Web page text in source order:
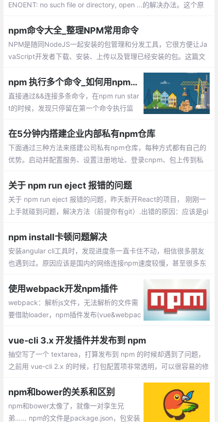
ENOENT: no such file or directory, open ...的解决办法。这个原
需要package.json才能npm install。 可以npm init初始化生成一个
package.json。
npm命令大全_整理NPM常用命令
NPM是随同NodeJS一起安装的包管理和分发工具，它很方便让Ja
vaScript开发者下载、安装、上传以及管理已经安装的包。这篇文
npm 执行多个命令_如何用npm同时执行多条监听命令
直接通过&&连接多条命令，在npm run star
t的时候，发现只停留在第一个命令执行监
多个窗口分别执行多条命令，那么有没有办
法实现一条npm命令执行多条监听呢？
在5分钟内搭建企业内部私有npm仓库
下面通过三种方法来搭建公司私有npm仓库，每种方式都有自己的
优势。启动并配置服务、设置注册地址、登录cnpm、包上传到私
关于 npm run eject 报错的问题
关于 npm run eject 报错的问题，昨天新开React的项目， 刚刚一
上手就碰到问题，解决方法（前提你有git）.出错的原因：应该是gi
npm install卡顿问题解决
安装angular cli工具时，发现进度条一直卡住不动，相信很多朋友
也遇到过。原因应该是国内的网络连接npm速度较慢，甚至很多东
使用webpack开发npm插件
webpack：解析js文件，无法解析的文件需
要借助loader，npm插件发布(vue&webpac
建.vue文件 =>插件界面及功能，index.js =>
入口文件
vue-cli 3.x 开发插件并发布到 npm
抽空写了一个 textarea，打算发布到 npm 的时候却遇到了问题，
之前用 vue-cli 2.x 的时候，打包配置项非常透明，可以很容易的修
npm和bower的关系和区别
npm和bower太像了，就像一对孪生兄
弟…… npm的文件是package.json，包安装